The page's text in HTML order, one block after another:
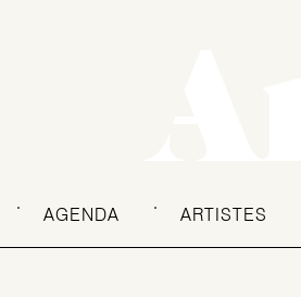
AGENDA ARTISTES